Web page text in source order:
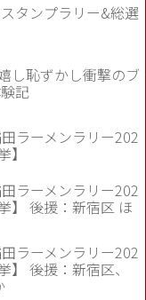
タンプラリー&総選
し恥ずかし衝撃のブ
記
ラーメンラリー202
】
ラーメンラリー202
】 後援：新宿区 ほ
ラーメンラリー202
】 後援：新宿区、